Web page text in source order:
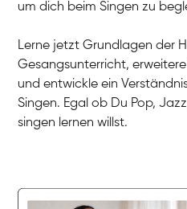
Gesang / Vocal
Gesang / Vocal
Gesang / Vocal
Gesang / Vocal
um dich beim Singen zu
Lerne jetzt Grundlagen der
Gesangsunterricht,
und entwickle ein
Singen. Egal ob Du Pop,
singen lernen willst.